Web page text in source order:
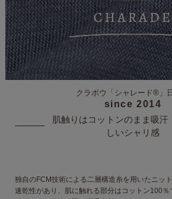
肌触りはコットンのまま吸汗
しいシャリ感
クラボウ「シャレード®」
since 2014
独自のFCM技術による二層構造糸を用いたニッ
速乾性があり、肌に触れる部分は コットン100